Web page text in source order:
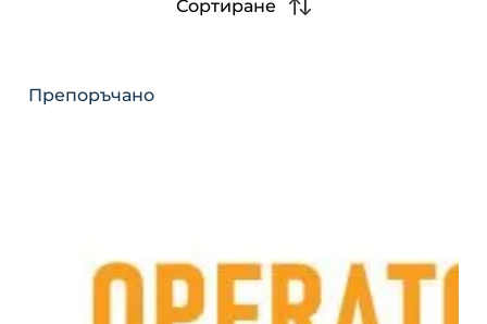
Сортиране
Препоръчано